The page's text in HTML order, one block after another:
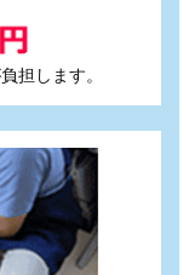
担します。